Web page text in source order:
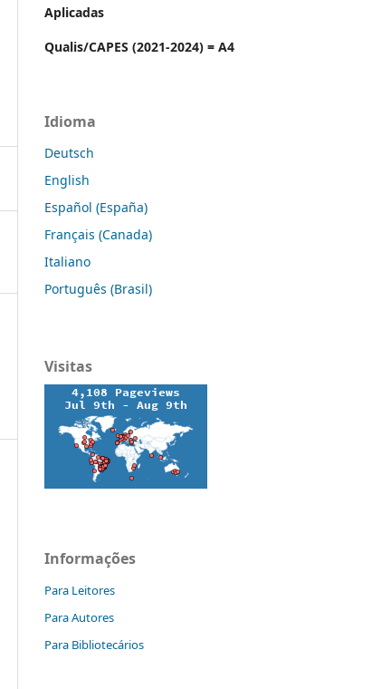
Aplicadas
Qualis/CAPES (2021-2024) = A4
Idioma
Deutsch
English
Español (España)
Français (Canada)
Italiano
Português (Brasil)
Visitas
Informações
Para Leitores
Para Autores
Para Bibliotecários